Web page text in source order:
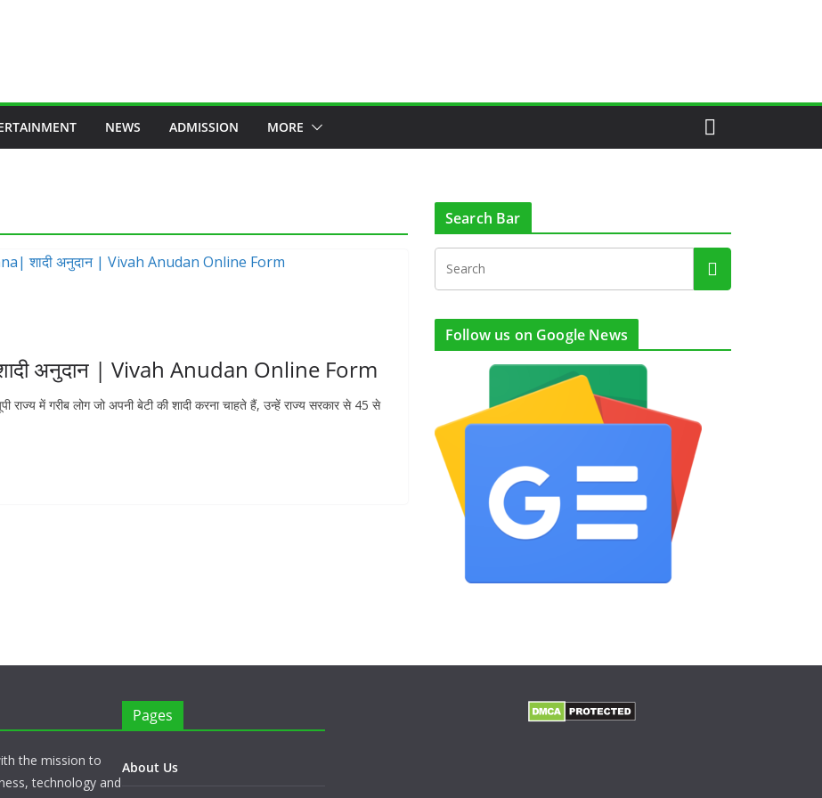
NEWS ADMISSION MORE
अनुदान | Vivah Anudan Online Form
में गरीब लोग जो अपनी बेटी की शादी करना चाहते हैं, उन्हें राज्य सरकार से 45 से
Search Bar
Follow us on Google News
the mission to
technology and
Pages
About Us